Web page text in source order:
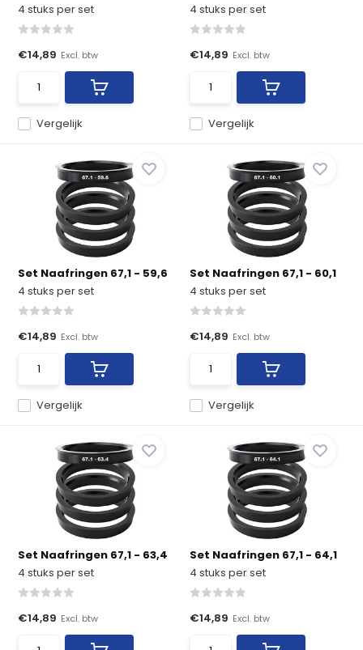
4 stuks per set
Vergelijk
€14,89 Excl. btw
4 stuks per set
Vergelijk
€14,89 Excl. btw
Set Naafringen 67,1 - 59,6
4 stuks per set
Vergelijk
€14,89 Excl. btw
Set Naafringen 67,1 - 60,1
4 stuks per set
Vergelijk
€14,89 Excl. btw
Set Naafringen 67,1 - 63,4
4 stuks per set
€14,89 Excl. btw
Set Naafringen 67,1 - 64,1
4 stuks per set
€14,89 Excl. btw